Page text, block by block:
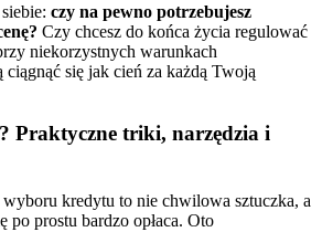
czy na pewno potrzebujesz
Czy chcesz do końca życia regulować
niekorzystnych warunkach
się jak cień za każdą Twoją
Praktyczne triki, narzędzia i
wyboru kredytu to nie chwilowa sztuczka, a
po prostu bardzo opłaca. Oto